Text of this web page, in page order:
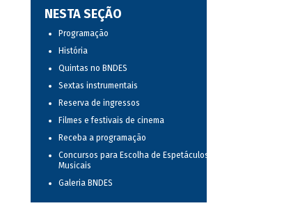
NESTA SEÇÃO
Programação
História
Quintas no BNDES
Sextas instrumentais
Reserva de ingressos
Filmes e festivais de cinema
Receba a programação
Concursos para Escolha de Espetáculos
Musicais
Galeria BNDES